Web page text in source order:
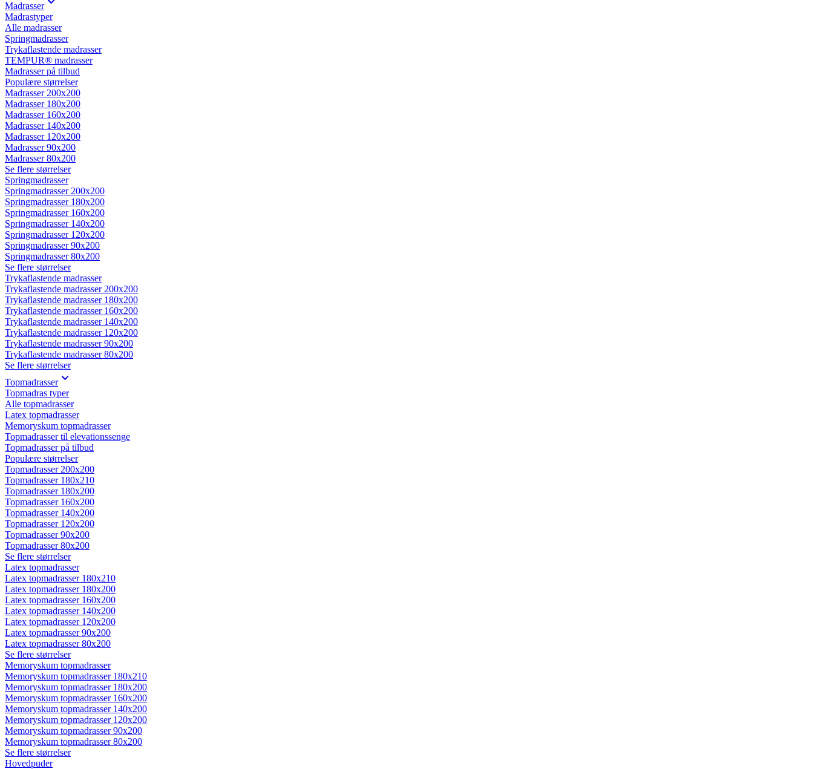
Madrasser
Madrastyper
Alle madrasser
Springmadrasser
Trykaflastende madrasser
TEMPUR® madrasser
Madrasser på tilbud
Populære størrelser
Madrasser 200x200
Madrasser 180x200
Madrasser 160x200
Madrasser 140x200
Madrasser 120x200
Madrasser 90x200
Madrasser 80x200
Se flere størrelser
Springmadrasser
Springmadrasser 200x200
Springmadrasser 180x200
Springmadrasser 160x200
Springmadrasser 140x200
Springmadrasser 120x200
Springmadrasser 90x200
Springmadrasser 80x200
Se flere størrelser
Trykaflastende madrasser
Trykaflastende madrasser 200x200
Trykaflastende madrasser 180x200
Trykaflastende madrasser 160x200
Trykaflastende madrasser 140x200
Trykaflastende madrasser 120x200
Trykaflastende madrasser 90x200
Trykaflastende madrasser 80x200
Se flere størrelser
Topmadrasser
Topmadras typer
Alle topmadrasser
Latex topmadrasser
Memoryskum topmadrasser
Topmadrasser til elevationssenge
Topmadrasser på tilbud
Populære størrelser
Topmadrasser 200x200
Topmadrasser 180x210
Topmadrasser 180x200
Topmadrasser 160x200
Topmadrasser 140x200
Topmadrasser 120x200
Topmadrasser 90x200
Topmadrasser 80x200
Se flere størrelser
Latex topmadrasser
Latex topmadrasser 180x210
Latex topmadrasser 180x200
Latex topmadrasser 160x200
Latex topmadrasser 140x200
Latex topmadrasser 120x200
Latex topmadrasser 90x200
Latex topmadrasser 80x200
Se flere størrelser
Memoryskum topmadrasser
Memoryskum topmadrasser 180x210
Memoryskum topmadrasser 180x200
Memoryskum topmadrasser 160x200
Memoryskum topmadrasser 140x200
Memoryskum topmadrasser 120x200
Memoryskum topmadrasser 90x200
Memoryskum topmadrasser 80x200
Se flere størrelser
Hovedpuder